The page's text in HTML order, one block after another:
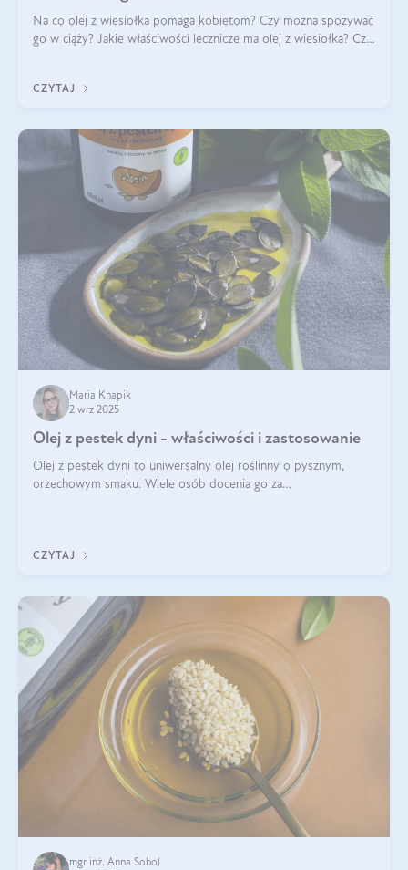
Na co olej z wiesiołka pomaga kobietom? Czy można spożywać
go w ciąży? Jakie właściwości lecznicze ma olej z wiesiołka? Czy
CZYTAJ
Maria Knapik
2 wrz 2025
Olej z pestek dyni - właściwości i zastosowanie
Olej z pestek dyni to uniwersalny olej roślinny o pysznym,
orzechowym smaku. Wiele osób docenia go za
CZYTAJ
mgr inż. Anna Sobol